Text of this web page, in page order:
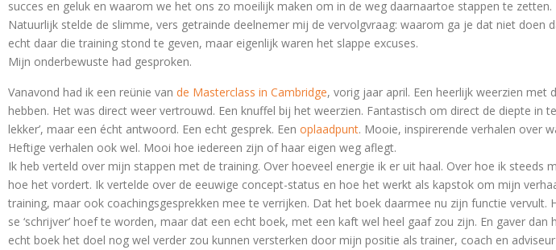
succes en geluk en waarom we het ons zo moeilijk maken om in de weg daarnaartoe stappen te zetten.
Natuurlijk stelde de slimme, vers getrainde deelnemer mij de vervolgvraag: waarom ga je dat niet doen
echt daar die training stond te geven, maar eigenlijk waren het slappe excuses.
Mijn onderbewuste had gesproken.
Vanavond had ik een reünie van de Masterclass in Cambridge, vorig jaar april. Een heerlijk weerzien met
hebben. Het was direct weer vertrouwd. Een knuffel bij het weerzien. Fantastisch om direct de diepte in
lekker’, maar een écht antwoord. Een echt gesprek. Een oplaadpunt. Mooie, inspirerende verhalen over
Heftige verhalen ook wel. Mooi hoe iedereen zijn of haar eigen weg aflegt.
Ik heb verteld over mijn stappen met de training. Over hoeveel energie ik er uit haal. Over hoe ik steeds
hoe het vordert. Ik vertelde over de eeuwige concept-status en hoe het werkt als kapstok om mijn
training, maar ook coachingsgesprekken mee te verrijken. Dat het boek daarmee nu zijn functie
se ‘schrijver’ hoef te worden, maar dat een echt boek, met een kaft wel heel gaaf zou zijn. En gaver
echt boek het doel nog wel verder zou kunnen versterken door mijn positie als trainer, coach en